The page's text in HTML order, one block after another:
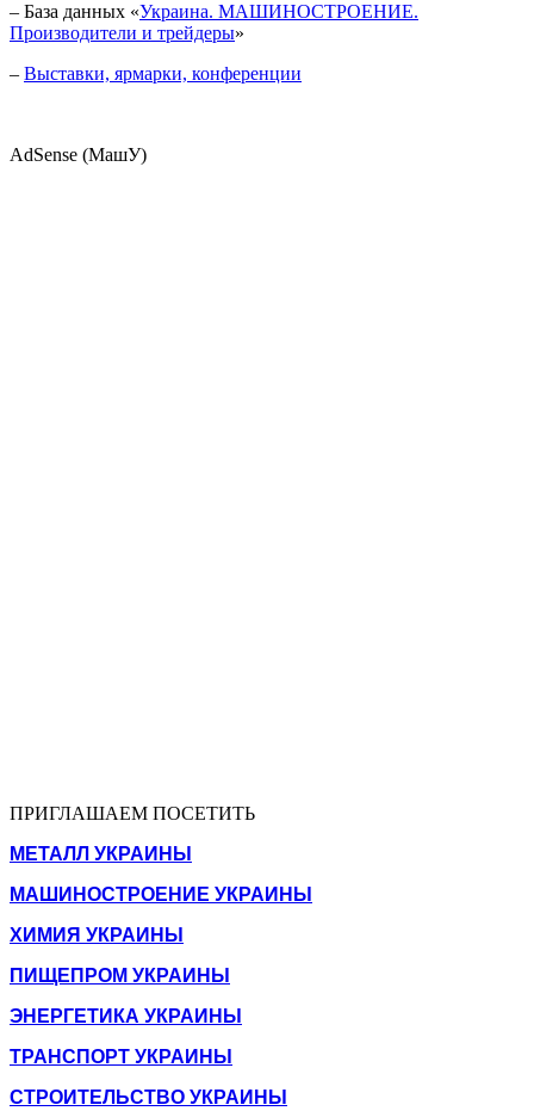
– База данных «Украина. МАШИНОСТРОЕНИЕ.
Производители и трейдеры»
– Выставки, ярмарки, конференции
AdSense (МашУ)
ПРИГЛАШАЕМ ПОСЕТИТЬ
МЕТАЛЛ УКРАИНЫ
МАШИНОСТРОЕНИЕ УКРАИНЫ
ХИМИЯ УКРАИНЫ
ПИЩЕПРОМ УКРАИНЫ
ЭНЕРГЕТИКА УКРАИНЫ
ТРАНСПОРТ УКРАИНЫ
СТРОИТЕЛЬСТВО УКРАИНЫ